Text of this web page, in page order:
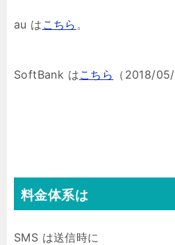
au は こちら 。
SoftBank はこちら （2018/
料金体系は
SMS は送信時に